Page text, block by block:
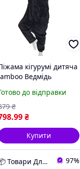
кігурумі дитяча
Ведмідь
(J400438) D12-
до відправки
.99₴
₴
Купити
📦 Товари Для Дому 97%